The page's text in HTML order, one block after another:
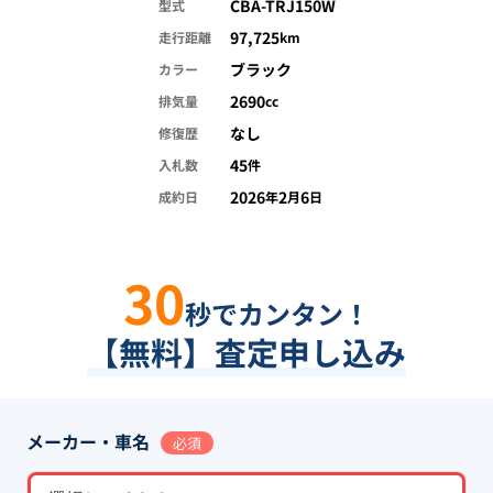
型式 CBA-TRJ150W
走行距離 97,725km
カラー
ブラック
排気量 2690cc
修復歴
なし
入札数 45件
成約日
2026年2月6日
30秒でカンタン！
【無料】査定申し込み
メーカー・車名 必須